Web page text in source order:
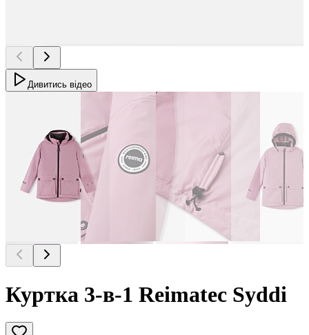
Дивитись відео
Куртка 3-в-1 Reimatec Syddi